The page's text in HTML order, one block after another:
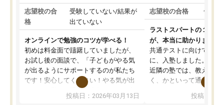
志望校の合
格
受験していない/結果が
出ていない
オンラインで勉強のコツが学べる！
初めは料金面で躊躇していましたが、
お試し後の面談で、「子どもがやる気
が出るようにサポートするのが私たち
です！安心してください！やる気が出
ないのは私たち講師の責任です」と言
ってくださり、確かに！と考えて、思
投稿日：2026年03月13日
志望校の合格 合格
ラストスパートの１か月
が、本当に助かりました
共通テストに向けての追
に、入塾しました。田舎
近隣の塾では、教えても
く、かといって通うには
可能なので本当に助か
投稿日：